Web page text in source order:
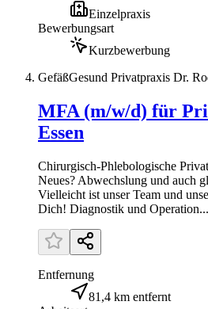
Einzelpraxis
Bewerbungsart
Kurzbewerbung
GefäßGesund Privatpraxis Dr.
MFA (m/w/d) für
Essen
Chirurgisch-Phlebologische
Neues? Abwechslung und auch
Vielleicht ist unser Team und
Dich! Diagnostik und Operation...
Entfernung
81,4 km entfernt